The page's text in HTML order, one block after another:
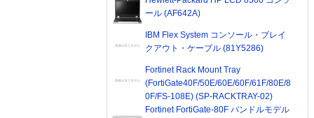
ール (AF642A)
IBM Flex System コンソール・ブレイ
クアウト・ケーブル (81Y5286)
Fortinet Rack Mount Tray
(FortiGate40F/50E/60E/60F/61F/80E/8
0F/FS-108E) (SP-RACKTRAY-02)
Fortinet FortiGate-80F バンドルモデル